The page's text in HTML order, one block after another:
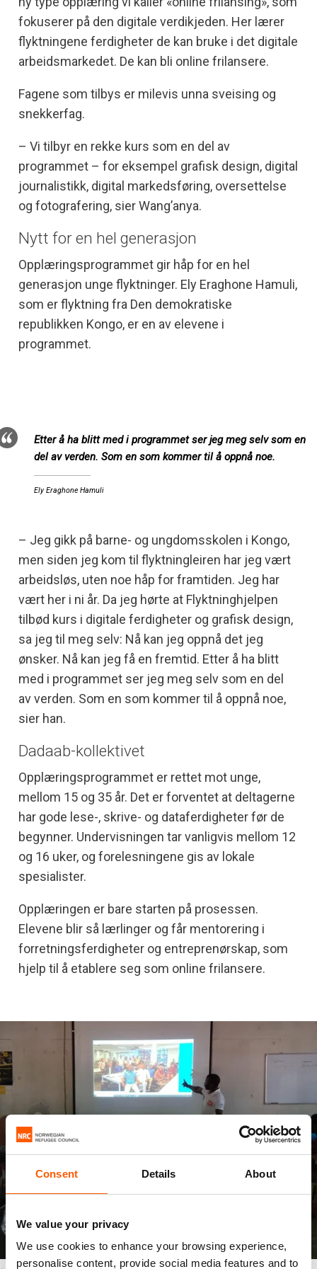
Consent Details About
We value your privacy
We use cookies to enhance your browsing experience,
personalise content, provide social media features and to
fokuserer på den digitale verdikjeden. Her lærer
flyktningene ferdigheter de kan bruke i det digitale
arbeidsmarkedet. De kan bli online frilansere.
Fagene som tilbys er milevis unna sveising og
snekkerfag.
– Vi tilbyr en rekke kurs som en del av
programmet – for eksempel grafisk design, digital
journalistikk, digital markedsføring, oversettelse
og fotografering, sier Wang’anya.
Nytt for en hel generasjon
Opplæringsprogrammet gir håp for en hel
generasjon unge flyktninger. Ely Eraghone Hamuli,
som er flyktning fra Den demokratiske
republikken Kongo, er en av elevene i
programmet.
Etter å ha blitt med i programmet ser jeg meg selv som en
del av verden. Som en som kommer til å oppnå noe.
Ely Eraghone Hamuli
– Jeg gikk på barne- og ungdomsskolen i Kongo,
men siden jeg kom til flyktningleiren har jeg vært
arbeidsløs, uten noe håp for framtiden. Jeg har
vært her i ni år. Da jeg hørte at Flyktninghjelpen
tilbød kurs i digitale ferdigheter og grafisk design,
sa jeg til meg selv: Nå kan jeg oppnå det jeg
ønsker. Nå kan jeg få en fremtid. Etter å ha blitt
med i programmet ser jeg meg selv som en del
av verden. Som en som kommer til å oppnå noe,
sier han.
Dadaab-kollektivet
Opplæringsprogrammet er rettet mot unge,
mellom 15 og 35 år. Det er forventet at deltagerne
har gode lese-, skrive- og dataferdigheter før de
begynner. Undervisningen tar vanligvis mellom 12
og 16 uker, og forelesningene gis av lokale
spesialister.
Opplæringen er bare starten på prosessen.
Elevene blir så lærlinger og får mentorering i
forretningsferdigheter og entreprenørskap, som
hjelp til å etablere seg som online frilansere.